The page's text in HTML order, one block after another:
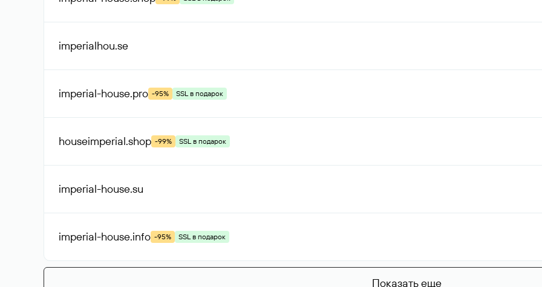
imperialhou.se
imperial-house.pro -95% SSL в подарок
houseimperial.shop -99% SSL в подарок
imperial-house.su
imperial-house.info -95% SSL в подарок
Показать еще